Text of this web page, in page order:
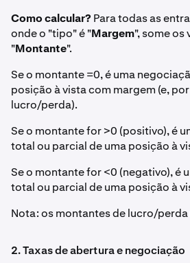
Como calcular? Para todas as
onde o "tipo" é "Margem", some os
"Montante".
Se o montante =0, é uma
posição à vista com margem (e,
lucro/perda).
Se o montante for >0 (positivo), é
total ou parcial de uma posição à
Se o montante for <0 (negativo), é
total ou parcial de uma posição à
Nota: os montantes de lucro/
2. Taxas de abertura e negociação